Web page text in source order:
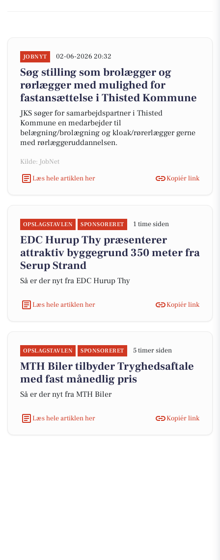
JOBNYT 02-06-2026 20:32
Søg stilling som brolægger og
rørlægger med mulighed for
fastansættelse i Thisted Kommune
JKS søger for samarbejdspartner i Thisted
Kommune en medarbejder til
belægning/brolægning og kloak/rørerlægger gerne
med rørlæggeruddannelsen.
Kilde: JobNet
Læs hele artiklen her
Kopiér link
OPSLAGSTAVLEN SPONSORERET 1 time siden
EDC Hurup Thy præsenterer
attraktiv byggegrund 350 meter fra
Serup Strand
Så er der nyt fra EDC Hurup Thy
Læs hele artiklen her Kopiér link
OPSLAGSTAVLEN SPONSORERET 5 timer siden
MTH Biler tilbyder Tryghedsaftale
med fast månedlig pris
Så er der nyt fra MTH Biler
Læs hele artiklen her Kopiér link